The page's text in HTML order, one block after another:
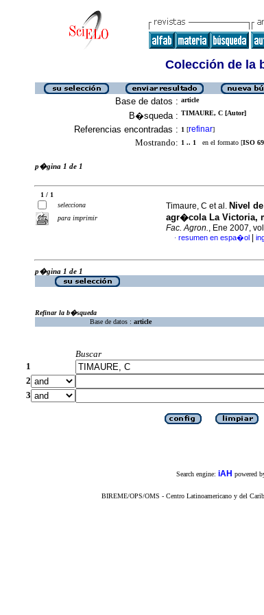
Colección de la
Base de datos : article
B�squeda : TIMAURE, C [Autor]
Referencias encontradas : 1 [refinar]
Mostrando: 1 .. 1 en el formato [ISO
p�gina 1 de 1
1 / 1
selecciona
para imprimir
Timaure, C et al. Nivel
agr�cola La Victoria,
Fac. Agron., Ene 2007,
· resumen en espa�ol
p�gina 1 de 1
Refinar la b�squeda
Base de datos : article
Buscar
1
2
3
Search engine: iAH powered
BIREME/OPS/OMS - Centro Latinoamericano y del